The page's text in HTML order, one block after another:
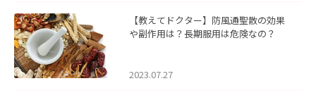
【教えてドクター】防風通聖散の効果
や副作用は？長期服用は危険なの？
2023.07.27